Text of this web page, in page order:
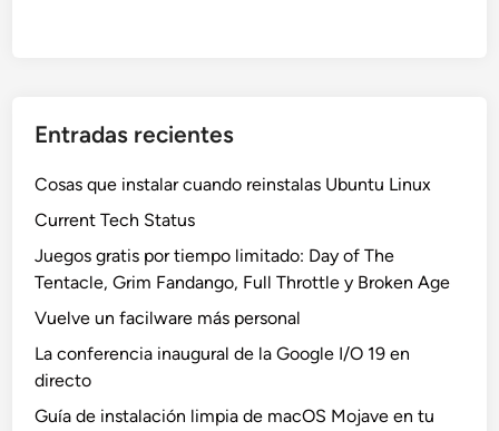
Entradas recientes
Cosas que instalar cuando reinstalas Ubuntu Linux
Current Tech Status
Juegos gratis por tiempo limitado: Day of The
Tentacle, Grim Fandango, Full Throttle y Broken Age
Vuelve un facilware más personal
La conferencia inaugural de la Google I/O 19 en
directo
Guía de instalación limpia de macOS Mojave en tu